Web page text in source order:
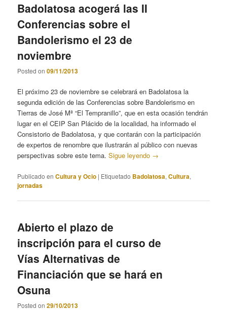
Badolatosa acogerá las II
Conferencias sobre el
Bandolerismo el 23 de
noviembre
Posted on09/11/2013
El próximo 23 de noviembre se celebrará en Badolatosa la
segunda edición de las Conferencias sobre Bandolerismo en
Tierras de José Mª “El Tempranillo”, que en esta ocasión tendrán
lugar en el CEIP San Plácido de la localidad, ha informado el
Consistorio de Badolatosa, y que contarán con la participación
de expertos de renombre que ilustrarán al público con nuevas
perspectivas sobre este tema.Sigue leyendo →
Publicado en Cultura y Ocio | Etiquetado Badolatosa,Cultura,
jornadas
Abierto el plazo de
inscripción para el curso de
Vías Alternativas de
Financiación que se hará en
Osuna
Posted on29/10/2013